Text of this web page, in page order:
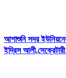
আশাশুনি সদর
ইদ্রিস